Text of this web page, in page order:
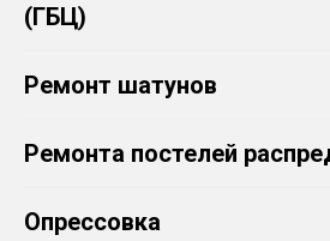
(ГБЦ)
Ремонт шатунов
Ремонта постелей
Опрессовка